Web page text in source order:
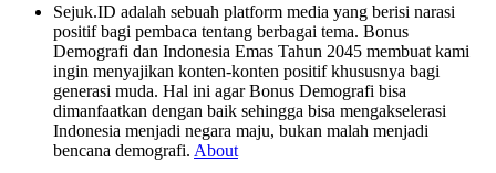
Sejuk.ID adalah sebuah platform media yang berisi narasi
positif bagi pembaca tentang berbagai tema. Bonus
Demografi dan Indonesia Emas Tahun 2045 membuat kami
ingin menyajikan konten-konten positif khususnya bagi
generasi muda. Hal ini agar Bonus Demografi bisa
dimanfaatkan dengan baik sehingga bisa mengakselerasi
Indonesia menjadi negara maju, bukan malah menjadi
bencana demografi. About